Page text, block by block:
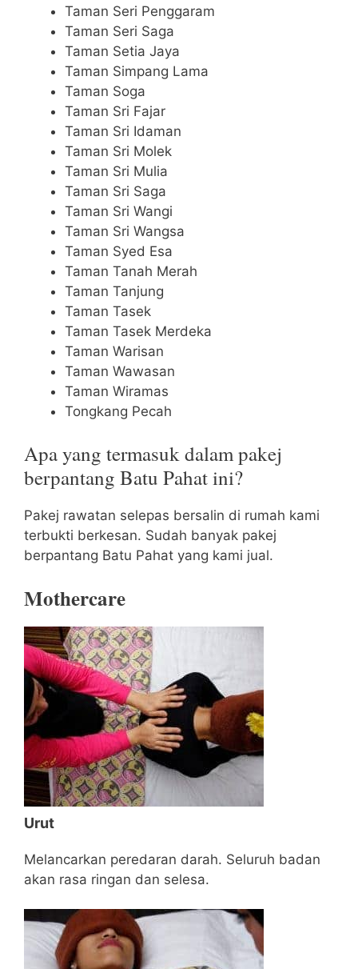
Taman Seri Penggaram
Taman Seri Saga
Taman Setia Jaya
Taman Simpang Lama
Taman Soga
Taman Sri Fajar
Taman Sri Idaman
Taman Sri Molek
Taman Sri Mulia
Taman Sri Saga
Taman Sri Wangi
Taman Sri Wangsa
Taman Syed Esa
Taman Tanah Merah
Taman Tanjung
Taman Tasek
Taman Tasek Merdeka
Taman Warisan
Taman Wawasan
Taman Wiramas
Tongkang Pecah
Apa yang termasuk dalam pakej
berpantang Batu Pahat ini?
Pakej rawatan selepas bersalin di rumah kami
terbukti berkesan. Sudah banyak pakej
berpantang Batu Pahat yang kami jual.
Mothercare
Urut
Melancarkan peredaran darah. Seluruh badan
akan rasa ringan dan selesa.